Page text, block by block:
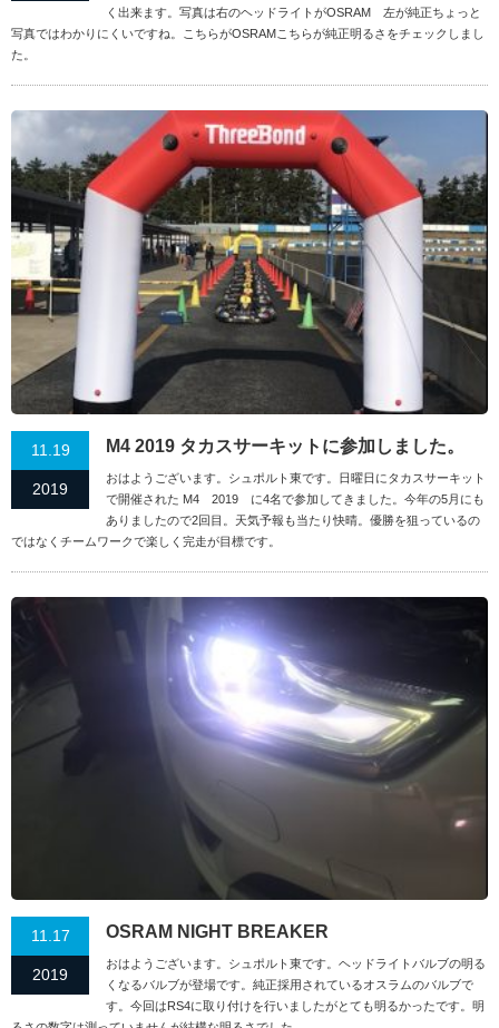
く出来ます。写真は右のヘッドライトがOSRAM 左が純正ちょっと
写真ではわかりにくいですね。こちらがOSRAMこちらが純正明るさをチェックしまし
た。
11.19
2019
M4 2019 タカスサーキットに参加しました。
おはようございます。シュポルト東です。日曜日にタカスサーキット
で開催された M4 2019 に4名で参加してきました。今年の5月にも
ありましたので2回目。天気予報も当たり快晴。優勝を狙っているの
ではなくチームワークで楽しく完走が目標です。
11.17
2019
OSRAM NIGHT BREAKER
おはようございます。シュポルト東です。ヘッドライトバルブの明る
くなるバルブが登場です。純正採用されているオスラムのバルブで
す。今回はRS4に取り付けを行いましたがとても明るかったです。明